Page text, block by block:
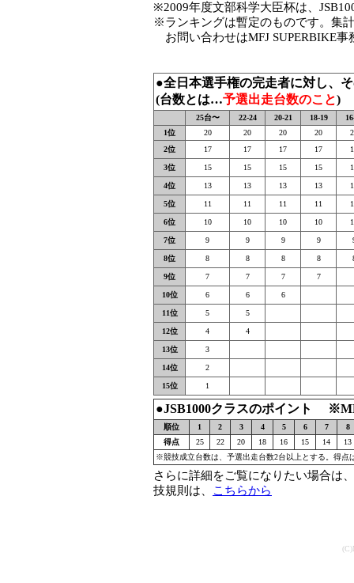
※2009年度文部科学大臣杯は、
※ランキングは暫定のものです。集
お問い合わせはMFJ SUPERBIKE事
●全日本選手権の完走者に対し、
(台数とは…予選出走台数のこと)
25台〜 22-24 20-21 18-19
1位
20 20 20 20
2位
17 17 17 17
3位 15 15 15 15
4位 13 13 13 13
5位 11 11 11 11
6位 10 10 10 10
7位 9 9 9 9
8位 8 8 8 8
9位 7 7 7 7
10位 6 6 6
11位 5 5
12位 4 4
13位 3
14位 2
15位 1
●JSB1000クラスのポイント
順位 1 2 3 4 5 6 7
8
得点
25 22 20 18 16 15 14
13
※競技成立台数は、予選出走台数2台以上とする。得点
さらに詳細をご覧になりたい場合は
技規則は、
こちらから